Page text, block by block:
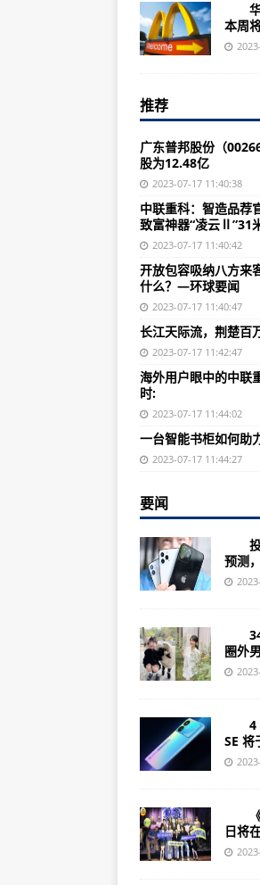
（
诺
四川
（
河南
（
诺基
贵州
（
广东
（
浙
诺基
（
（
华
本周
推荐
广东普邦股份（
股为12.48亿
2023-07-17 11:40:38
中联重科：智造品荐
致富神器“凌云Ⅱ”31
2023-07-17 11:40:42
开放包容吸纳八方来
什么？—环球要闻
2023-07-17 11:40:47
长江天际流，荆楚百
2023-07-17 11:42:47
海外用户眼中的中联
时:
2023-07-17 11:44:02
一台智能书柜如何助
2023-07-17 11:44:27
要闻
投
预测
34
圈外
4
SE 将
《
日将